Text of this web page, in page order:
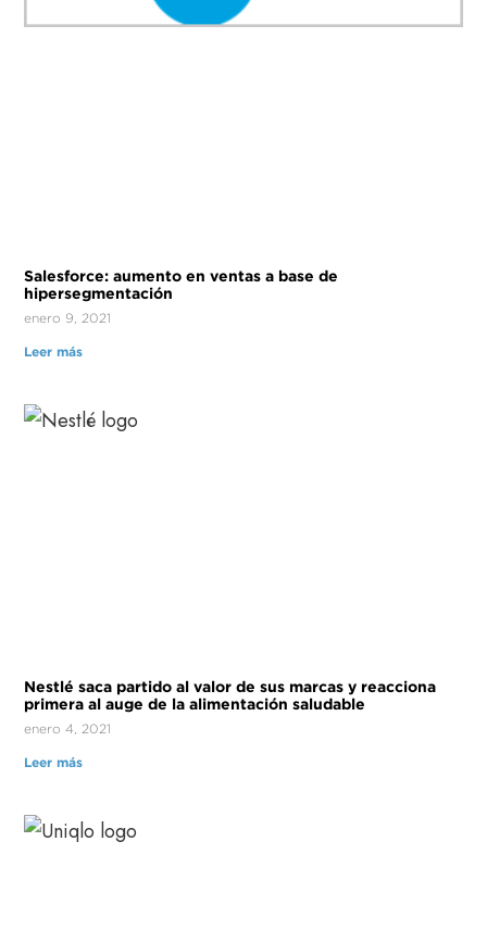
Salesforce: aumento en ventas a base de
hipersegmentación
enero 9, 2021
Leer más
Nestlé saca partido al valor de sus marcas y reacciona
primera al auge de la alimentación saludable
enero 4, 2021
Leer más